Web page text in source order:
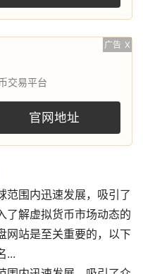
广告 X
交易平台
官网地址
范围内迅速发展，吸引了
了解虚拟货币市场动态的
网站是至关重要的，以下
...